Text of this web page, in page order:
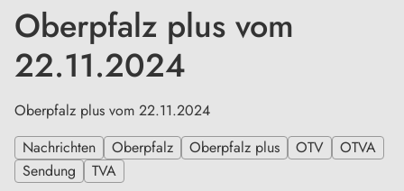
Oberpfalz plus vom
22.11.2024
Oberpfalz plus vom 22.11.2024
Nachrichten
Oberpfalz Oberpfalz plus OTV
OTVA
Sendung
TVA